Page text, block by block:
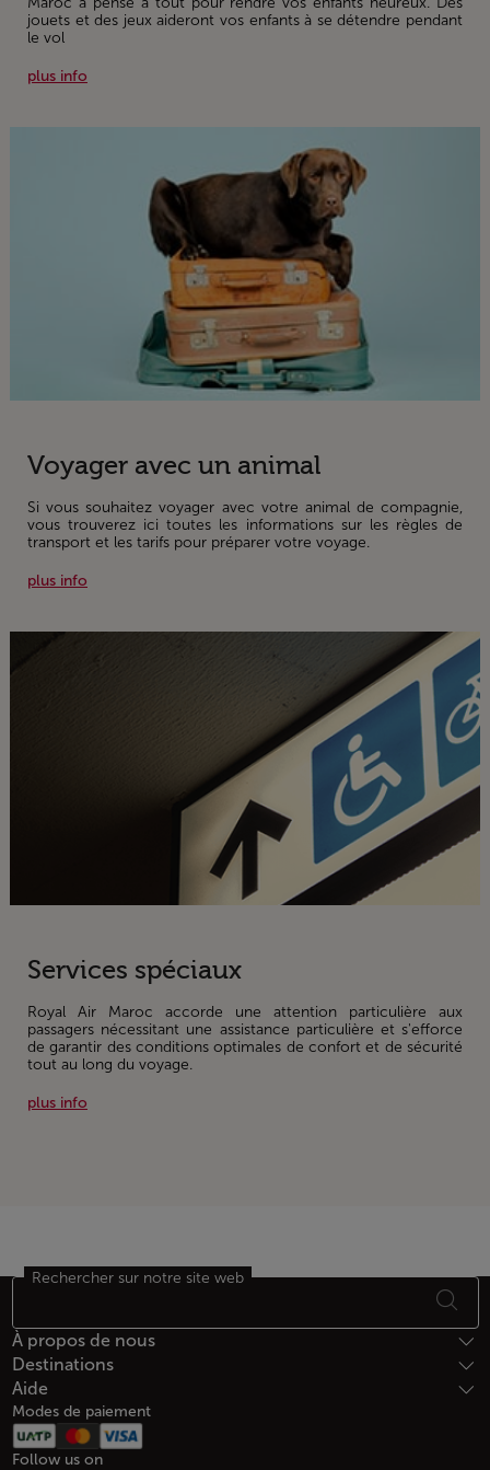
jouets et des jeux aideront vos enfants à se détendre pendant
le vol
plus info
Voyager avec un animal
Si vous souhaitez voyager avec votre animal de compagnie,
vous trouverez ici toutes les informations sur les règles de
transport et les tarifs pour préparer votre voyage.
plus info
Services spéciaux
Royal Air Maroc accorde une attention particulière aux
passagers nécessitant une assistance particulière et s'efforce
de garantir des conditions optimales de confort et de sécurité
tout au long du voyage.
plus info
Bas de page Plan du site
Rechercher sur notre site web
À propos de nous
Destinations
Aide
Modes de paiement
Follow us on